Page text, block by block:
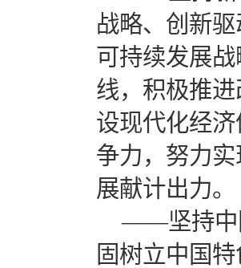
战略、创新
可持续发展
线，积极推
设现代化经
争力，努力
展献计出力。
——坚持中
固树立中国